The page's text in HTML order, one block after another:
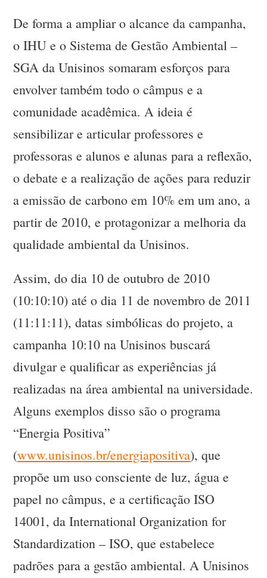
De forma a ampliar o alcance da campanha,
o IHU e o Sistema de Gestão Ambiental –
SGA da Unisinos somaram esforços para
envolver também todo o câmpus e a
comunidade acadêmica. A ideia é
sensibilizar e articular professores e
professoras e alunos e alunas para a reflexão,
o debate e a realização de ações para reduzir
a emissão de carbono em 10% em um ano, a
partir de 2010, e protagonizar a melhoria da
qualidade ambiental da Unisinos.
Assim, do dia 10 de outubro de 2010
(10:10:10) até o dia 11 de novembro de 2011
(11:11:11), datas simbólicas do projeto, a
campanha 10:10 na Unisinos buscará
divulgar e qualificar as experiências já
realizadas na área ambiental na universidade.
Alguns exemplos disso são o programa
“Energia Positiva”
(www.unisinos.br/energiapositiva), que
propõe um uso consciente de luz, água e
papel no câmpus, e a certificação ISO
14001, da International Organization for
Standardization – ISO, que estabelece
padrões para a gestão ambiental. A Unisinos